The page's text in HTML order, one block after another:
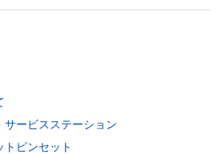
サービスステーション
ピンセット